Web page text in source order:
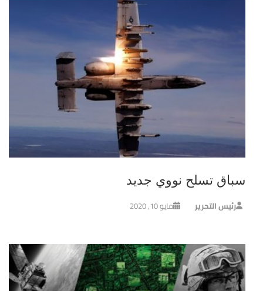
سباق تسلح نووي جديد
رئيس التحرير مايو 10, 2020